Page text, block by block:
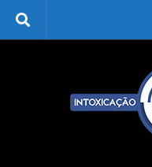
Skip to content